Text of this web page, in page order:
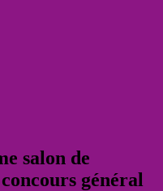
salon de
général